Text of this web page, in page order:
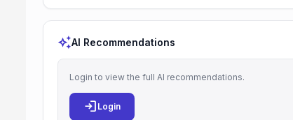
auto_awesomeAI Recommendations
Login to view the full AI recommendations.
login Login